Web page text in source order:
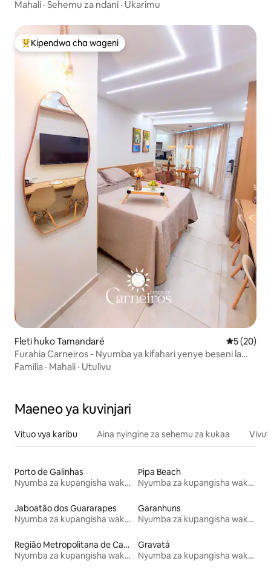
Carneiros
Mahali · Sehemu za ndani · Ukarimu
Kipendwa maarufu cha wageni
Kipendwa cha wageni
Fleti huko Tamandaré Ukadiriaji
5 (20)
Furahia Carneiros - Nyumba ya kifahari yenye beseni la
maji moto la kujitegemea
Familia · Mahali · Utulivu
Maeneo ya kuvinjari
Vituo vya karibu Aina nyingine za sehemu za kukaa
Porto de Galinhas
Nyumba za kupangisha wakati wa likizo
Pipa Beach
Nyumba za kupangisha wakati wa likizo
Jaboatão dos Guararapes
Nyumba za kupangisha wakati wa likizo
Garanhuns
Nyumba za kupangisha wakati wa likizo
Região Metropolitana de Campina Grande
Nyumba za kupangisha wakati wa likizo
Gravatá
Nyumba za kupangisha wakati wa likizo